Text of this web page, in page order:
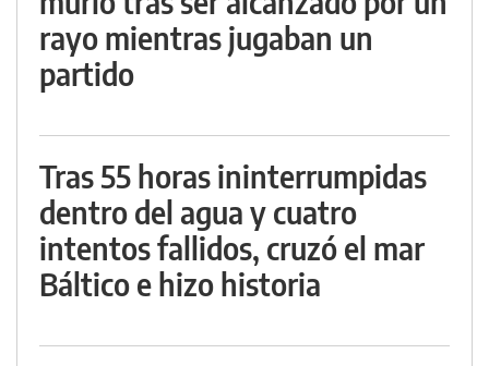
rayo mientras jugaban un
partido
Tras 55 horas ininterrumpidas
dentro del agua y cuatro
intentos fallidos, cruzó el mar
Báltico e hizo historia